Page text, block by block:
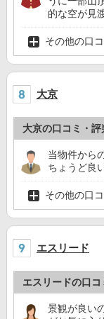
的な空が見
その他の口
大京
大京の口コミ・評
当物件から
ちょうど良
その他の口
エスリード
エスリードの口コ
景観が良い